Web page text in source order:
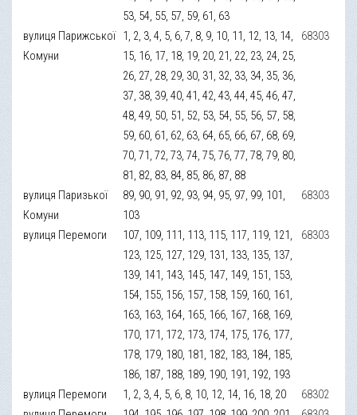
53, 54, 55, 57, 59, 61, 63
вулиця Парижської
Комуни
1, 2, 3, 4, 5, 6, 7, 8, 9, 10, 11, 12, 13, 14,
15, 16, 17, 18, 19, 20, 21, 22, 23, 24, 25,
26, 27, 28, 29, 30, 31, 32, 33, 34, 35, 36,
37, 38, 39, 40, 41, 42, 43, 44, 45, 46, 47,
48, 49, 50, 51, 52, 53, 54, 55, 56, 57, 58,
59, 60, 61, 62, 63, 64, 65, 66, 67, 68, 69,
70, 71, 72, 73, 74, 75, 76, 77, 78, 79, 80,
81, 82, 83, 84, 85, 86, 87, 88
68303
вулиця Паризької
Комуни
89, 90, 91, 92, 93, 94, 95, 97, 99, 101,
103
68303
вулиця Перемоги
107, 109, 111, 113, 115, 117, 119, 121,
123, 125, 127, 129, 131, 133, 135, 137,
139, 141, 143, 145, 147, 149, 151, 153,
154, 155, 156, 157, 158, 159, 160, 161,
163, 163, 164, 165, 166, 167, 168, 169,
170, 171, 172, 173, 174, 175, 176, 177,
178, 179, 180, 181, 182, 183, 184, 185,
186, 187, 188, 189, 190, 191, 192, 193
68303
вулиця Перемоги 1, 2, 3, 4, 5, 6, 8, 10, 12, 14, 16, 18, 20
68302